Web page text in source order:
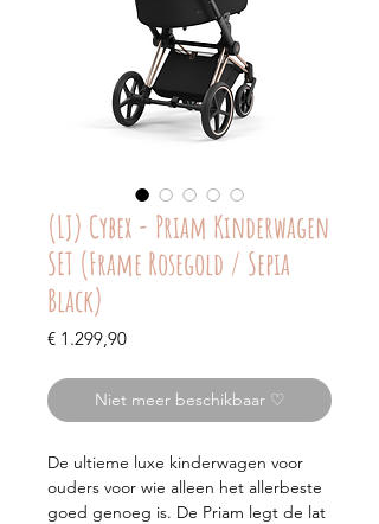
(LJ) Cybex - Priam Kinderwagen
SET (Frame Rosegold / Sepia
Black)
€ 1.299,90Prijs
Niet meer beschikbaar ♡
De ultieme luxe kinderwagen voor
ouders voor wie alleen het allerbeste
goed genoeg is. De Priam legt de lat